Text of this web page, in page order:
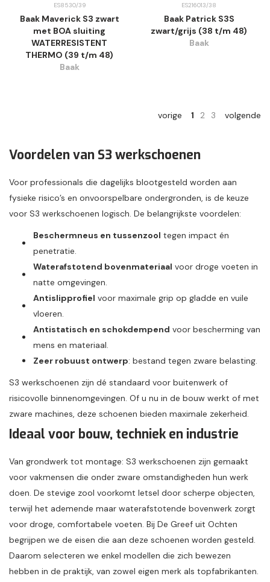
ES8530/39
Baak Maverick S3 zwart
met BOA sluiting
WATERRESISTENT
THERMO (39 t/m 48)
Baak
ES216013/38
Baak Patrick S3S
zwart/grijs (38 t/m 48)
Baak
vorige 1 2 3 volgende
Voordelen van S3 werkschoenen
Voor professionals die dagelijks blootgesteld worden aan
fysieke risico’s en onvoorspelbare ondergronden, is de keuze
voor S3 werkschoenen logisch. De belangrijkste voordelen:
Beschermneus en tussenzool tegen impact én
penetratie.
Waterafstotend bovenmateriaal voor droge voeten in
natte omgevingen.
Antislipprofiel voor maximale grip op gladde en vuile
vloeren.
Antistatisch en schokdempend voor bescherming van
mens en materiaal.
Zeer robuust ontwerp: bestand tegen zware belasting.
S3 werkschoenen zijn dé standaard voor buitenwerk of
risicovolle binnenomgevingen. Of u nu in de bouw werkt of met
zware machines, deze schoenen bieden maximale zekerheid.
Ideaal voor bouw, techniek en industrie
Van grondwerk tot montage: S3 werkschoenen zijn gemaakt
voor vakmensen die onder zware omstandigheden hun werk
doen. De stevige zool voorkomt letsel door scherpe objecten,
terwijl het ademende maar waterafstotende bovenwerk zorgt
voor droge, comfortabele voeten. Bij De Greef uit Ochten
begrijpen we de eisen die aan deze schoenen worden gesteld.
Daarom selecteren we enkel modellen die zich bewezen
hebben in de praktijk, van zowel eigen merk als topfabrikanten.